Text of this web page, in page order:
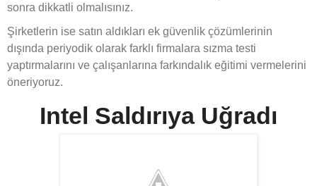
sonra dikkatli olmalısınız.
Şirketlerin ise satın aldıkları ek güvenlik çözümlerinin
dışında periyodik olarak farklı firmalara sızma testi
yaptırmalarını ve çalışanlarına farkındalık eğitimi vermelerini
öneriyoruz.
Intel Saldırıya Uğradı